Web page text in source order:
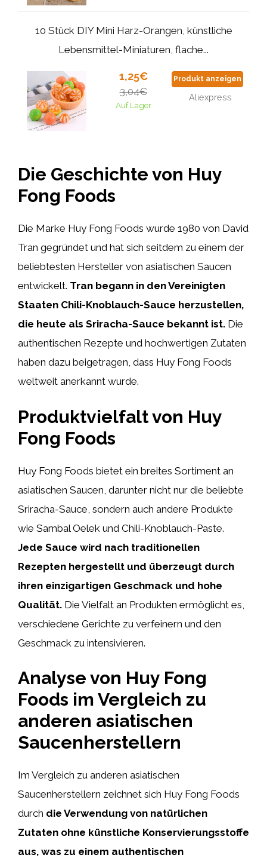
10 Stück DIY Mini Harz-Orangen, künstliche
Lebensmittel-Miniaturen, flache...
1,25€
3,04€
Auf Lager
Produkt anzeigen
Aliexpress
Die Geschichte von Huy
Fong Foods
Die Marke Huy Fong Foods wurde 1980 von David
Tran gegründet und hat sich seitdem zu einem der
beliebtesten Hersteller von asiatischen Saucen
entwickelt. Tran begann in den Vereinigten
Staaten Chili-Knoblauch-Sauce herzustellen,
die heute als Sriracha-Sauce bekannt ist. Die
authentischen Rezepte und hochwertigen Zutaten
haben dazu beigetragen, dass Huy Fong Foods
weltweit anerkannt wurde.
Produktvielfalt von Huy
Fong Foods
Huy Fong Foods bietet ein breites Sortiment an
asiatischen Saucen, darunter nicht nur die beliebte
Sriracha-Sauce, sondern auch andere Produkte
wie Sambal Oelek und Chili-Knoblauch-Paste.
Jede Sauce wird nach traditionellen
Rezepten hergestellt und überzeugt durch
ihren einzigartigen Geschmack und hohe
Qualität. Die Vielfalt an Produkten ermöglicht es,
verschiedene Gerichte zu verfeinern und den
Geschmack zu intensivieren.
Analyse von Huy Fong
Foods im Vergleich zu
anderen asiatischen
Saucenherstellern
Im Vergleich zu anderen asiatischen
Saucenherstellern zeichnet sich Huy Fong Foods
durch die Verwendung von natürlichen
Zutaten ohne künstliche Konservierungsstoffe
aus, was zu einem authentischen